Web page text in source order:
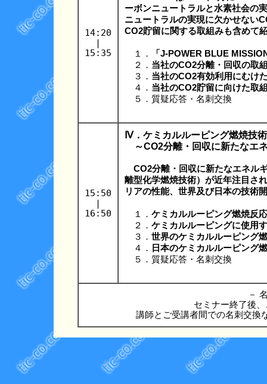
14:20
|
15:35
ーボンニュートラルと水素社会の
ニュートラルの実現に欠かせない
CO2貯留に関する取組みも含めて
１．
「J-POWER BLUE
２． 当社のCO2分離・回収の取
３． 当社のCO2有効利用にむけ
４． 当社のCO2貯留に向けた取
５．質疑応答・名刺交換
15:50
|
16:50
Ⅳ．ケミカルルーピング燃焼技
～CO2分離・回収に新たなエ
CO2分離・回収に新たなエネル
離型化学燃焼技術）が近年注目さ
リアの性能、世界及び日本の技術
１． ケミカルルーピング燃焼反応
２． ケミカルルーピングに使用
３． 世界のケミカルルーピング
４．
日本のケミカルルーピング
５．質疑応答・名刺交換
－
セミナー終了後
講師とご受講者間での名刺交換